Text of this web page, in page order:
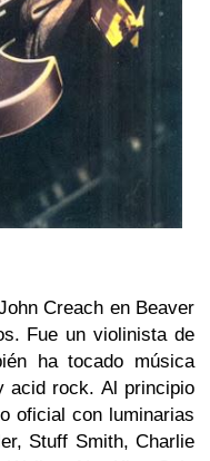
Creach en Beaver
Fue un violinista de
ha tocado música
acid rock. Al principio
oficial con luminarias
Stuff Smith, Charlie